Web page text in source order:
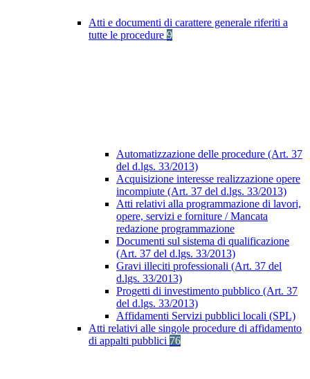
Atti e documenti di carattere generale riferiti a
tutte le procedure 9
Automatizzazione delle procedure (Art. 37
del d.lgs. 33/2013)
Acquisizione interesse realizzazione opere
incompiute (Art. 37 del d.lgs. 33/2013)
Atti relativi alla programmazione di lavori,
opere, servizi e forniture / Mancata
redazione programmazione
Documenti sul sistema di qualificazione
(Art. 37 del d.lgs. 33/2013)
Gravi illeciti professionali (Art. 37 del
d.lgs. 33/2013)
Progetti di investimento pubblico (Art. 37
del d.lgs. 33/2013)
Affidamenti Servizi pubblici locali (SPL)
Atti relativi alle singole procedure di affidamento
di appalti pubblici 76